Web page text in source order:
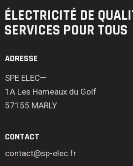
ÉLECTRICITÉ DE
SERVICES POUR TOUS
ADRESSE
SPE ELEC—
1A Les Hameaux du Golf
57155 MARLY
CONTACT
contact@sp-elec.fr